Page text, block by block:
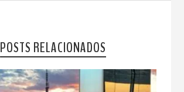
POSTS RELACIONADOS